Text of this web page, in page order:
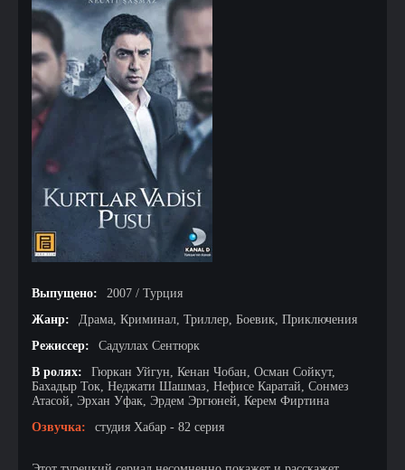
Выпущено:
2007 / Турция
Жанр:
Драма, Криминал, Триллер, Боевик, Приключения
Режиссер:
Садуллах Сентюрк
В ролях:
Гюркан Уйгун, Кенан Чобан, Осман Сойкут,
Бахадыр Ток, Неджати Шашмаз, Нефисе Каратай, Сонмез
Атасой, Эрхан Уфак, Эрдем Эргюней, Керем Фиртина
Озвучка:
студия Хабар - 82 серия